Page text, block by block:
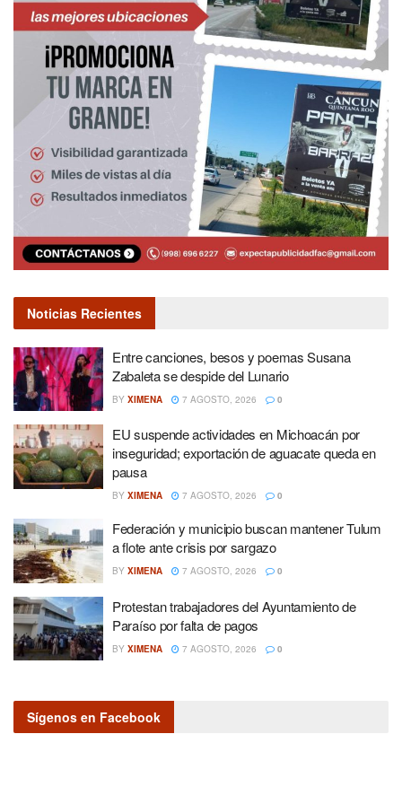
Noticias Recientes
Entre canciones, besos y poemas Susana
Zabaleta se despide del Lunario
BY XIMENA 7 AGOSTO, 2026 0
EU suspende actividades en Michoacán por
inseguridad; exportación de aguacate queda en
pausa
BY XIMENA 7 AGOSTO, 2026 0
Federación y municipio buscan mantener Tulum
a flote ante crisis por sargazo
BY XIMENA 7 AGOSTO, 2026 0
Protestan trabajadores del Ayuntamiento de
Paraíso por falta de pagos
BY XIMENA 7 AGOSTO, 2026 0
Sígenos en Facebook